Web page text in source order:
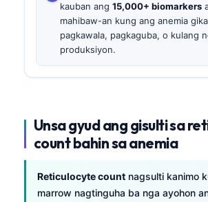
kauban ang 15,000+ biomarkers
mahibaw-an kung ang anemia
pagkawala, pagkaguba, o kulang
produksiyon.
Unsa gyud ang gisulti sa
count bahin sa anemia
Reticulocyte count nagsulti kanimo
marrow nagtinguha ba nga ayohon